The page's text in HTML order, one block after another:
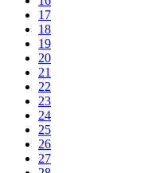
17
18
19
20
21
22
23
24
25
26
27